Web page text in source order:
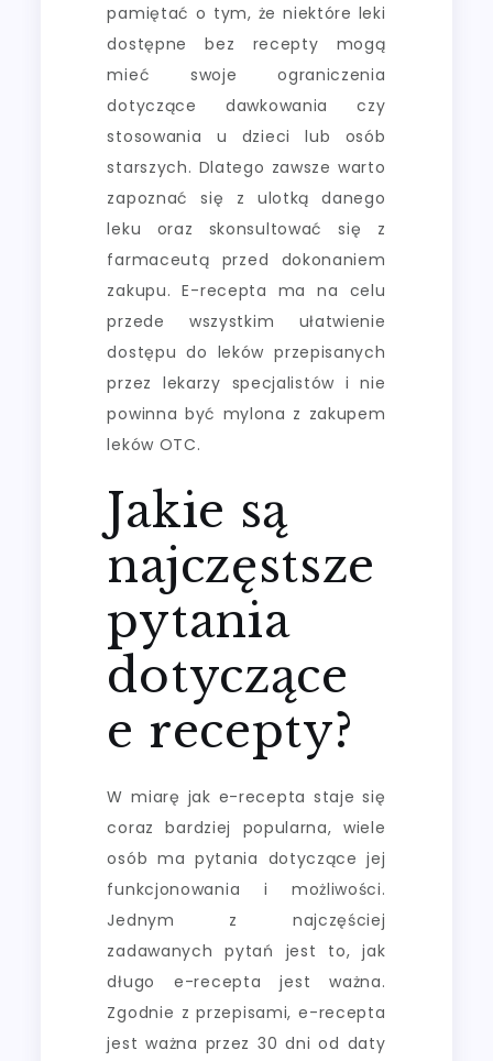
pamiętać o tym, że niektóre leki
dostępne bez recepty mogą
mieć swoje ograniczenia
dotyczące dawkowania czy
stosowania u dzieci lub osób
starszych. Dlatego zawsze warto
zapoznać się z ulotką danego
leku oraz skonsultować się z
farmaceutą przed dokonaniem
zakupu. E-recepta ma na celu
przede wszystkim ułatwienie
dostępu do leków przepisanych
przez lekarzy specjalistów i nie
powinna być mylona z zakupem
leków OTC.
Jakie są
najczęstsze
pytania
dotyczące
e recepty?
W miarę jak e-recepta staje się
coraz bardziej popularna, wiele
osób ma pytania dotyczące jej
funkcjonowania i możliwości.
Jednym z najczęściej
zadawanych pytań jest to, jak
długo e-recepta jest ważna.
Zgodnie z przepisami, e-recepta
jest ważna przez 30 dni od daty